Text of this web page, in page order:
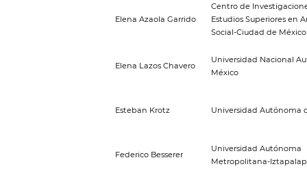
Elena Azaola Garrido
Centro de
Estudios Superiores en
Social-Ciudad de México
Elena Lazos Chavero
Universidad Nacional
México
Esteban Krotz Universidad Autónoma
Federico Besserer
Universidad Autónoma
Metropolitana-